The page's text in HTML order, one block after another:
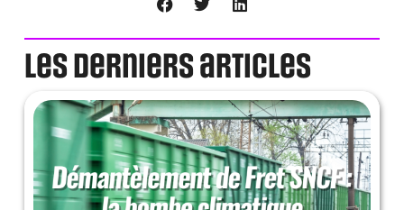
Les derniers articles